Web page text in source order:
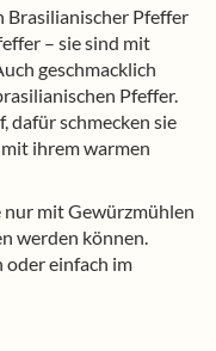
Brasilianischer Pfeffer
– sie sind mit
geschmacklich
Pfeffer.
dafür schmecken sie
ihrem warmen
nur mit Gewürzmühlen
werden können.
einfach im